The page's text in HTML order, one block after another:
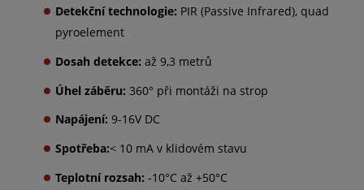
Detekční technologie: PIR (Passive Infrared), quad
pyroelement
Dosah detekce: až 9,3 metrů
Úhel záběru: 360° při montáži na strop
Napájení: 9-16V DC
Spotřeba:< 10 mA v klidovém stavu
Teplotní rozsah: -10°C až +50°C